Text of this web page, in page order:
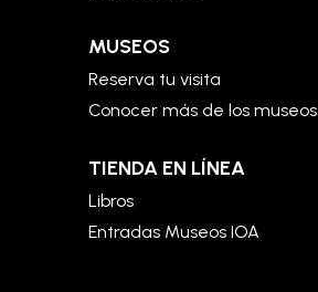
MUSEOS
Reserva tu visita
Conocer más de los museos
TIENDA EN LÍNEA
Libros
Entradas Museos IOA